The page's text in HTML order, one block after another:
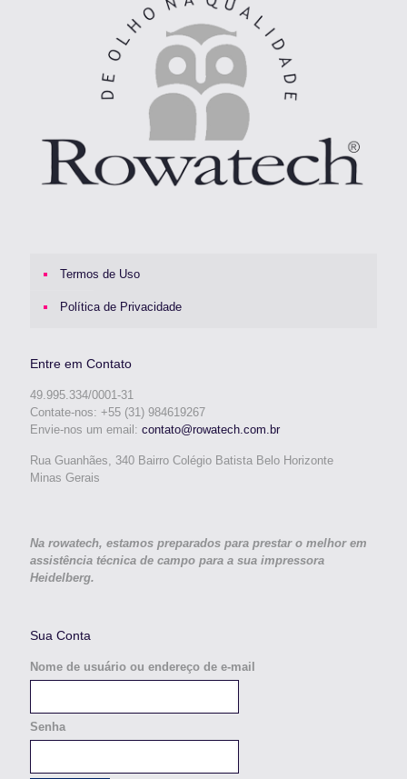
Termos de Uso
Política de Privacidade
Entre em Contato
49.995.334/0001-31
Contate-nos: +55 (31) 984619267
Envie-nos um email: contato@rowatech.com.br
Rua Guanhães, 340 Bairro Colégio Batista Belo Horizonte
Minas Gerais
Na rowatech, estamos preparados para prestar o melhor em
assistência técnica de campo para a sua impressora
Heidelberg.
Sua Conta
Nome de usuário ou endereço de e-mail
Senha